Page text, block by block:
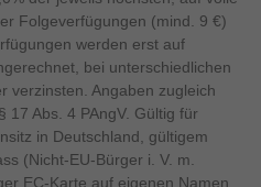
Broadband TV (HbbTV) zur
und ein Ethernet-
Für den
an Bord, während Dolby
sorgt. Der
beläuft sich auf 160 kWh pro
Mini LED
Folgeverfügungen (mind. 9 €)
werden erst auf
bei unterschiedlichen
verzinsten. Angaben zugleich
17 Abs. 4 PAngV. Gültig für
in Deutschland, gültigem
(Nicht-EU-Bürger i. V. m.
EC-Karte auf eigenen Namen